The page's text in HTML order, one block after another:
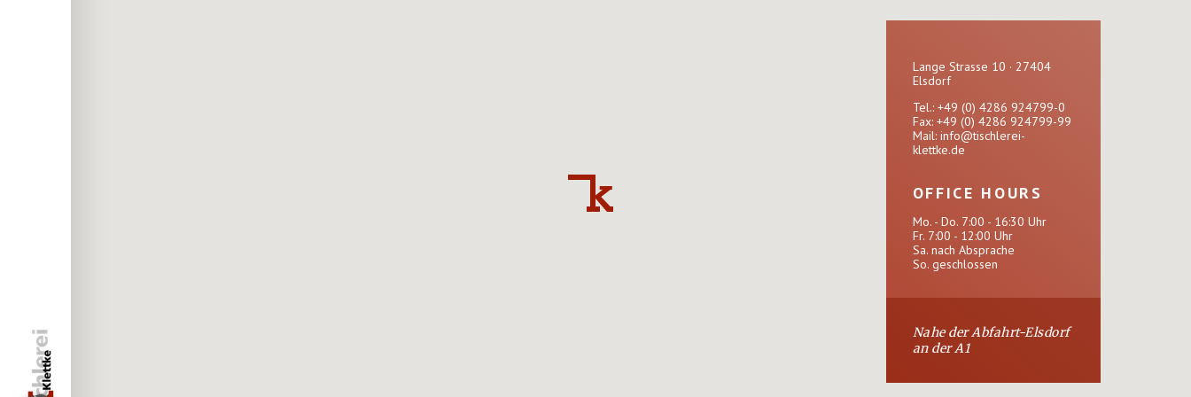
Lange Strasse 10 · 27404
Elsdorf
Tel.: +49 (0) 4286 924799-0
Fax: +49 (0) 4286 924799-99
Mail: info@tischlerei-
klettke.de
OFFICE HOURS
Mo. - Do. 7:00 - 16:30 Uhr
Fr. 7:00 - 12:00 Uhr
Sa. nach Absprache
So. geschlossen
Nahe der Abfahrt-Elsdorf
an der A1